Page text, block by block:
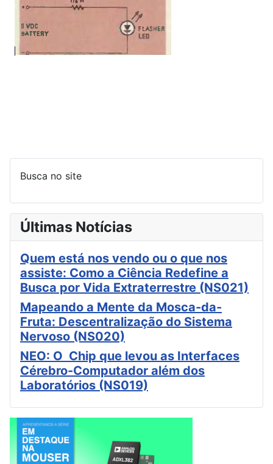
Busca no site
Últimas Notícias
Quem está nos vendo ou o que nos
assiste: Como a Ciência Redefine a
Busca por Vida Extraterrestre (NS021)
Mapeando a Mente da Mosca-da-
Fruta: Descentralização do Sistema
Nervoso (NS020)
NEO: O Chip que levou as Interfaces
Cérebro-Computador além dos
Laboratórios (NS019)